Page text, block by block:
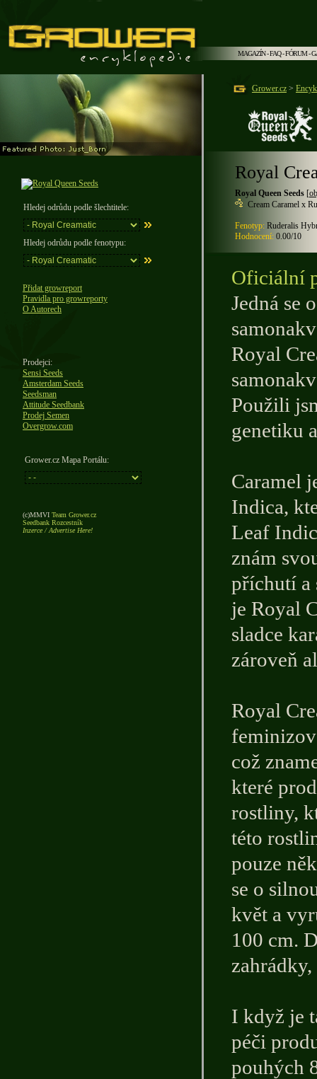
MAGAZÍN-FAQ-FÓRUM-
Hledej odrůdu podle šlechtitele:
Hledej odrůdu podle fenotypu:
Přidat growreport
Pravidla pro growreporty
O Autorech
Prodejci:
Sensi Seeds
Amsterdam Seeds
Seedsman
Attitude Seedbank
Prodej Semen
Overgrow.com
Grower.cz Mapa Portálu:
(c)MMVI Team Grower.cz
Seedbank Rozcestník
Inzerce / Advertise Here!
Grower.cz >
Royal
Royal Queen Seeds [
Cream Caramel x
Fenotyp: Ruderalis
Hodnocení: 0.00/10
Oficiální
Jedná se
Royal
Použili
genetiku
Caramel
Indica,
Leaf
znám
příchutí a
je Royal
sladce
zároveň
Royal
což
které
rostliny,
této
pouze
se o
květ a
100 cm.
I když je
péči
pouhých